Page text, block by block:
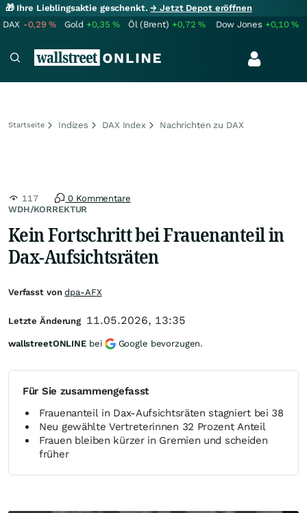
🎁 Ihre Lieblingsaktie geschenkt.→ Jetzt Depot eröffnen
DAX -0,29% Gold +0,35% Öl (Brent) +0,72% Dow Jones +0,10%
Startseite Indizes DAX Index Nachrichten zu DAX
WDH/KORREKTUR
117 0 Kommentare
Kein Fortschritt bei Frauenanteil in
Dax-Aufsichtsräten
Für Sie zusammengefasst
Frauenanteil in Dax-Aufsichtsräten stagniert bei 38
Neu gewählte Vertreterinnen 32 Prozent Anteil
Frauen bleiben kürzer in Gremien und scheiden
früher
Verfasst vondpa-AFX
Letzte Änderung 11.05.2026, 13:35
wallstreetONLINE bei Google bevorzugen.